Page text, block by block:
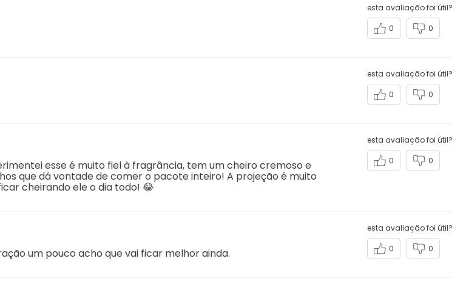
esta avaliação foi útil?
0
0
esta avaliação foi útil?
0
0
esse é muito fiel à fragrância, tem um cheiro cremoso e
que dá vontade de comer o pacote inteiro! A projeção é muito
cheirando ele o dia todo! 😂
esta avaliação foi útil?
0
0
um pouco acho que vai ficar melhor ainda.
esta avaliação foi útil?
0
0